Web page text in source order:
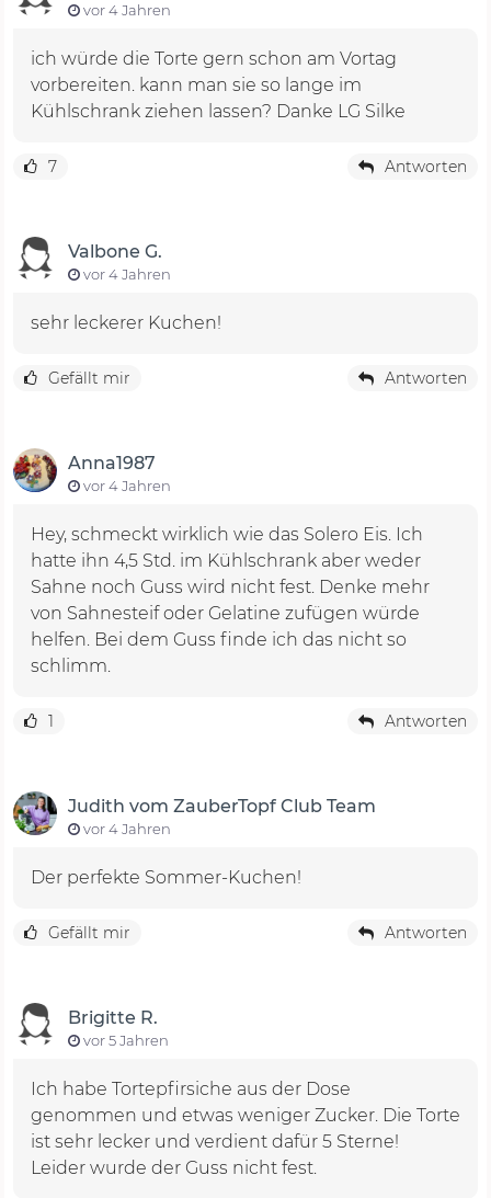
vor 4 Jahren
ich würde die Torte gern schon am Vortag
vorbereiten. kann man sie so lange im
Kühlschrank ziehen lassen? Danke LG Silke
7 Antworten
Valbone G.
vor 4 Jahren
sehr leckerer Kuchen!
Gefällt mir Antworten
Anna1987
vor 4 Jahren
Hey, schmeckt wirklich wie das Solero Eis. Ich
hatte ihn 4,5 Std. im Kühlschrank aber weder
Sahne noch Guss wird nicht fest. Denke mehr
von Sahnesteif oder Gelatine zufügen würde
helfen. Bei dem Guss finde ich das nicht so
schlimm.
1 Antworten
Judith vom ZauberTopf Club Team
vor 4 Jahren
Der perfekte Sommer-Kuchen!
Gefällt mir Antworten
Brigitte R.
vor 5 Jahren
Ich habe Tortepfirsiche aus der Dose
genommen und etwas weniger Zucker. Die Torte
ist sehr lecker und verdient dafür 5 Sterne!
Leider wurde der Guss nicht fest.